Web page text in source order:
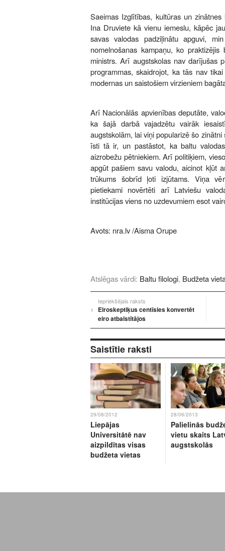
Saeimas Izglītības, kultūras un
Ina Druviete kā vienu iemeslu, kāpēc
savas valodas padziļinātu apguvi,
nomelnošanas kampaņu, ko
ministrs. Arī augstskolas nav darījušas
programmas, skaidrojot, ka tās nav
modernas un saistošiem virzieniem
Arī Nacionālās apvienības deputāte,
ka šajā darbā vajadzētu vairāk
augstskolām, lai viņi popularizē šo
īsti tā ir, un pastāstot, ka baltu
aizrobežu pētniekiem. Arī politiķiem,
apgūt pašiem savu valodu, aicinot kļūt
trūkums šobrīd ļoti izjūtams. Viņa
pietiekami novērtēti arī Latviešu
institūcijas viens no uzdevumiem esot
Avots: nra.lv/Aisma Orupe
Atslēgas vārdi: Baltu filologi, Budžeta
Iepriekšējais raksts
Eiroskeptiķus centīsies konvertēt
eiro atbalstītājos
Saistītie raksti
29/08/2012
Liepājas
Universitātē nav
aizpildītas visas
budžeta vietas
28/06/2013
Palielinās
vietu skaits
augstskolās